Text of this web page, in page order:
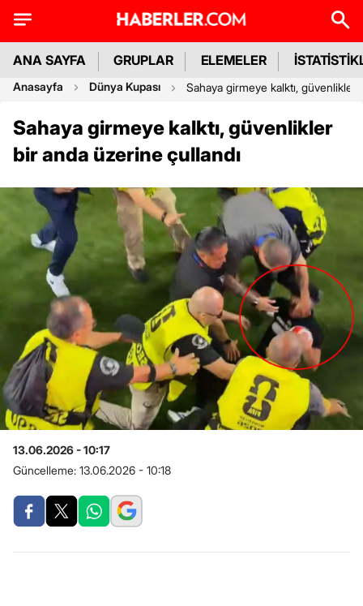
ANA SAYFA GRUPLAR ELEMELER
Anasayfa Dünya Kupası Sahaya girmeye kalktı, güvenlikler
Sahaya girmeye kalktı, güvenlikler
bir anda üzerine çullandı
13.06.2026 - 10:17
Güncelleme: 13.06.2026 - 10:18